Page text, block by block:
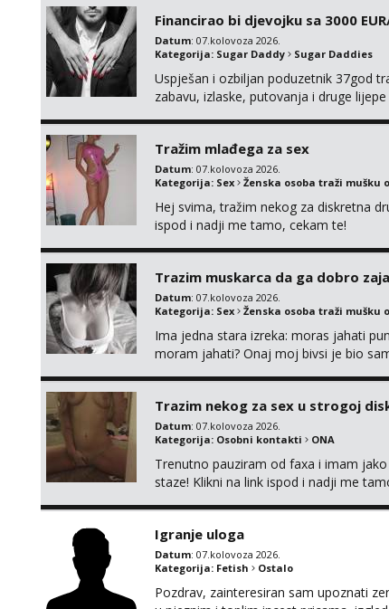
Financirao bi djevojku sa 3000
Datum: 07.kolovoza 2026.
Kategorija: Sugar Daddy Sugar Daddies
Uspješan i ozbiljan poduzetnik 37god
zabavu, izlaske, putovanja i druge
Tražim mlađega za sex
Datum: 07.kolovoza 2026.
Kategorija: Sex Ženska osoba traži mušku
Hej svima, tražim nekog za diskretna
ispod i nadji me tamo, cekam te!
Trazim muskarca da ga dobro
Datum: 07.kolovoza 2026.
Kategorija: Sex Ženska osoba traži mušku
Ima jedna stara izreka: moras jahati
moram jahati? Onaj moj bivsi je bio
Trazim nekog za sex u strogoj
Datum: 07.kolovoza 2026.
Kategorija: Osobni kontakti ONA
Trenutno pauziram od faxa i imam
staze! Klikni na link ispod i nadji me
Igranje uloga
Datum: 07.kolovoza 2026.
Kategorija: Fetish Ostalo
Pozdrav, zainteresiran sam upoznati